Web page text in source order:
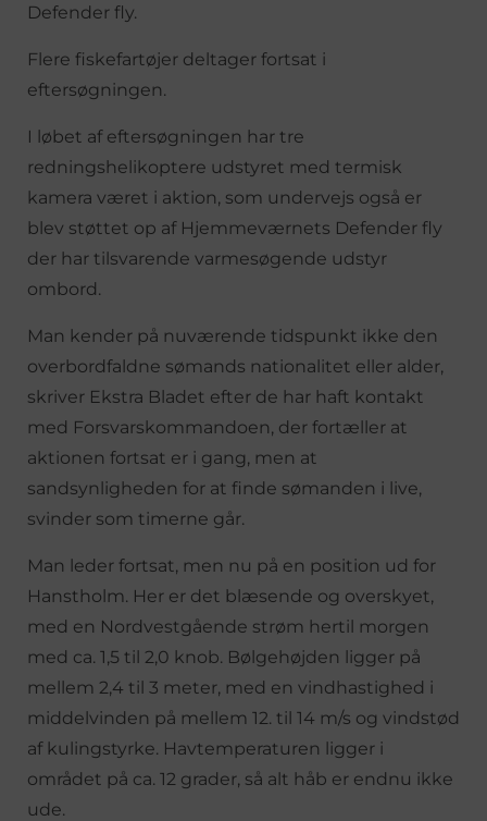
Defender fly.
Flere fiskefartøjer deltager fortsat i
eftersøgningen.
I løbet af eftersøgningen har tre
redningshelikoptere udstyret med termisk
kamera været i aktion, som undervejs også er
blev støttet op af Hjemmeværnets Defender fly
der har tilsvarende varmesøgende udstyr
ombord.
Man kender på nuværende tidspunkt ikke den
overbordfaldne sømands nationalitet eller alder,
skriver Ekstra Bladet efter de har haft kontakt
med Forsvarskommandoen, der fortæller at
aktionen fortsat er i gang, men at
sandsynligheden for at finde sømanden i live,
svinder som timerne går.
Man leder fortsat, men nu på en position ud for
Hanstholm. Her er det blæsende og overskyet,
med en Nordvestgående strøm hertil morgen
med ca. 1,5 til 2,0 knob. Bølgehøjden ligger på
mellem 2,4 til 3 meter, med en vindhastighed i
middelvinden på mellem 12. til 14 m/s og vindstød
af kulingstyrke. Havtemperaturen ligger i
området på ca. 12 grader, så alt håb er endnu ikke
ude.